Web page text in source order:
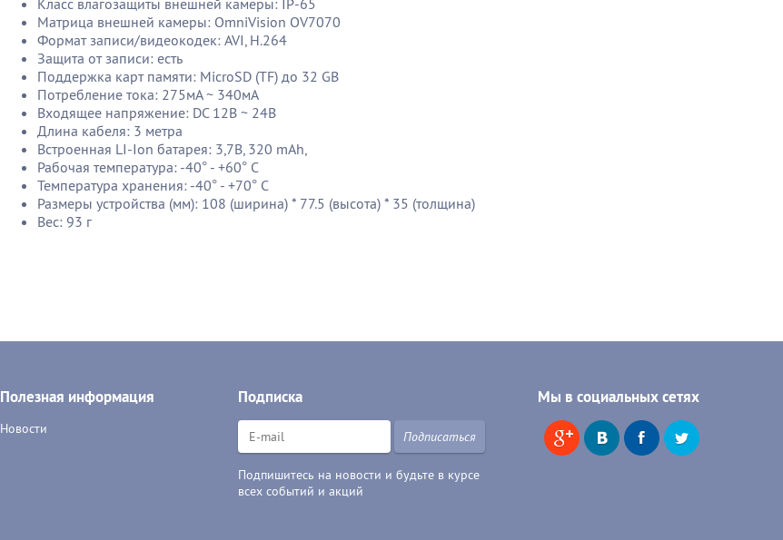
Класс влагозащиты внешней камеры: IP-65
Матрица внешней камеры: OmniVision OV7070
Формат записи/видеокодек: AVI, H.264
Защита от записи: есть
Поддержка карт памяти: MicroSD (TF) до 32 GB
Потребление тока: 275мA ~ 340мA
Входящее напряжение: DC 12В ~ 24В
Длина кабеля: 3 метра
Встроенная LI-Ion батарея: 3,7В, 320 mAh,
Рабочая температура: -40° - +60° С
Температура хранения: -40° - +70° С
Размеры устройства (мм): 108 (ширина) * 77.5 (высота) * 35 (толщина)
Вес: 93 г
Полезная информация
Новости
Подписка
Подписаться
Подпишитесь на новости и будьте в курсе
всех событий и акций
Мы в социальных сетях